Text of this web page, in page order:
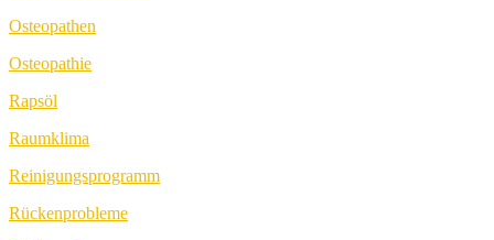
Osteopathen
Osteopathie
Rapsöl
Raumklima
Reinigungsprogramm
Rückenprobleme